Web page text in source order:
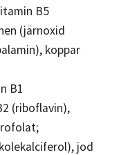
B5
(järnoxid
koppar
B1
(riboflavin),
jod